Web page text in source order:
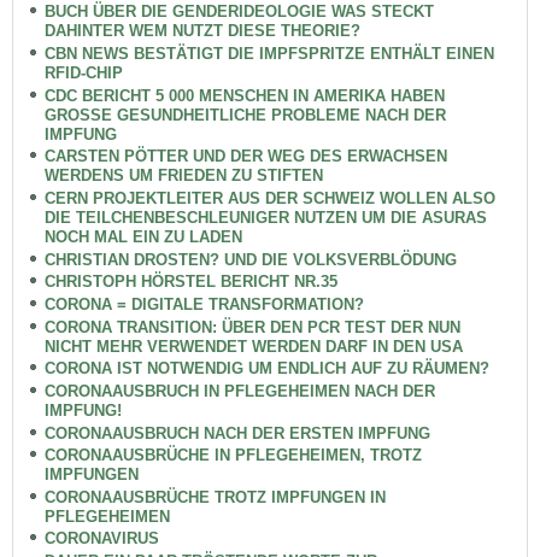
BUCH ÜBER DIE GENDERIDEOLOGIE WAS STECKT
DAHINTER WEM NUTZT DIESE THEORIE?
CBN NEWS BESTÄTIGT DIE IMPFSPRITZE ENTHÄLT EINEN
RFID-CHIP
CDC BERICHT 5 000 MENSCHEN IN AMERIKA HABEN
GROSSE GESUNDHEITLICHE PROBLEME NACH DER
IMPFUNG
CARSTEN PÖTTER UND DER WEG DES ERWACHSEN
WERDENS UM FRIEDEN ZU STIFTEN
CERN PROJEKTLEITER AUS DER SCHWEIZ WOLLEN ALSO
DIE TEILCHENBESCHLEUNIGER NUTZEN UM DIE ASURAS
NOCH MAL EIN ZU LADEN
CHRISTIAN DROSTEN? UND DIE VOLKSVERBLÖDUNG
CHRISTOPH HÖRSTEL BERICHT NR.35
CORONA = DIGITALE TRANSFORMATION?
CORONA TRANSITION: ÜBER DEN PCR TEST DER NUN
NICHT MEHR VERWENDET WERDEN DARF IN DEN USA
CORONA IST NOTWENDIG UM ENDLICH AUF ZU RÄUMEN?
CORONAAUSBRUCH IN PFLEGEHEIMEN NACH DER
IMPFUNG!
CORONAAUSBRUCH NACH DER ERSTEN IMPFUNG
CORONAAUSBRÜCHE IN PFLEGEHEIMEN, TROTZ
IMPFUNGEN
CORONAAUSBRÜCHE TROTZ IMPFUNGEN IN
PFLEGEHEIMEN
CORONAVIRUS